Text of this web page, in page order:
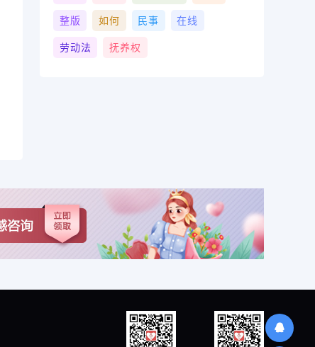
整版 如何 民事 在线
劳动法 抚养权